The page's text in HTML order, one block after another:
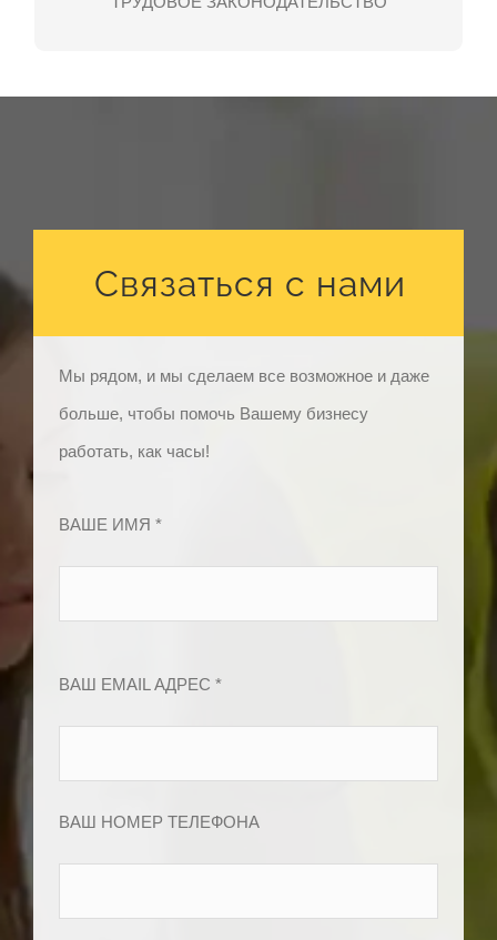
Связаться с нами
Мы рядом, и мы сделаем все возможное и даже
больше, чтобы помочь Вашему бизнесу
работать, как часы!
ВАШЕ ИМЯ *
ВАШ EMAIL АДРЕС *
ВАШ НОМЕР ТЕЛЕФОНА